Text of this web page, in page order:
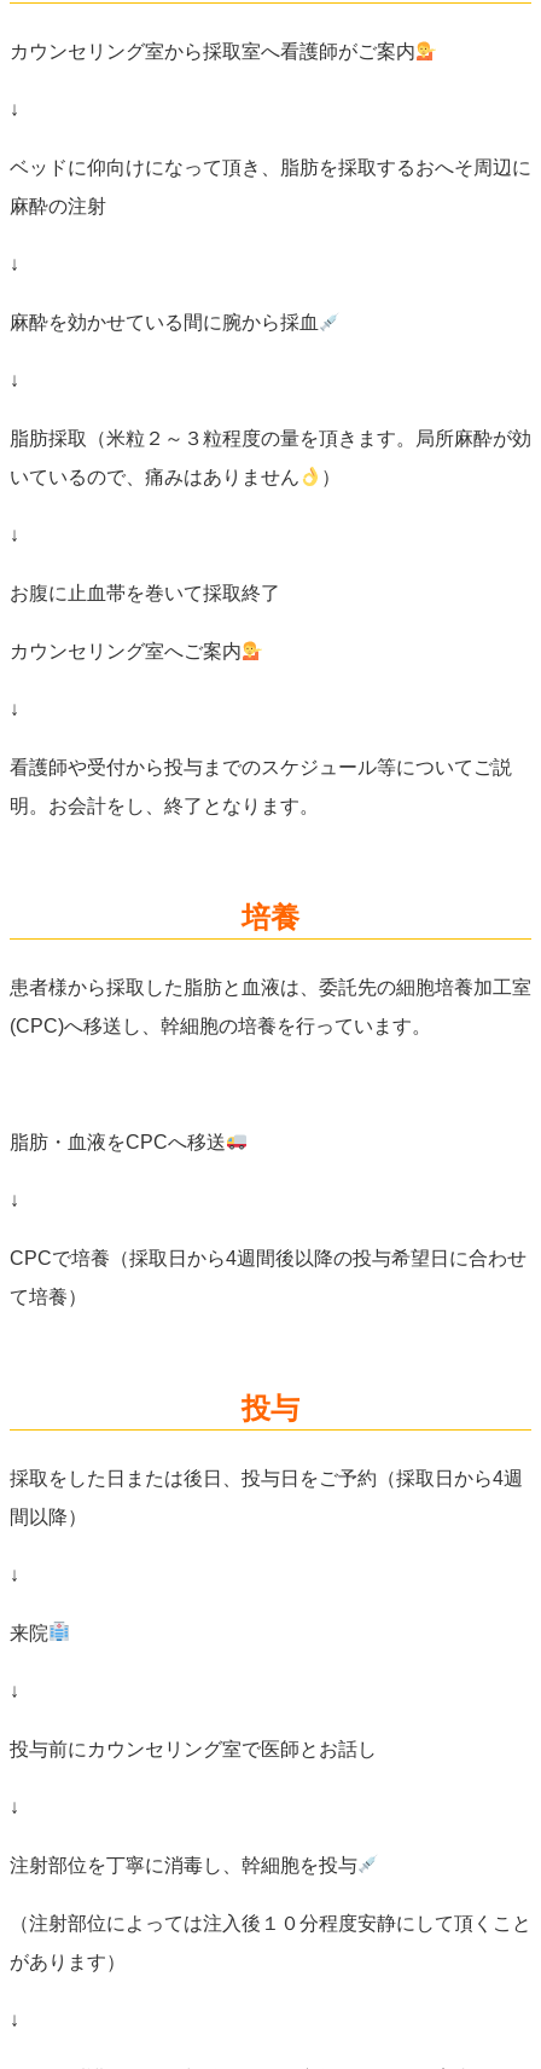
カウンセリング室から採取室へ看護師がご案内
↓
ベッドに仰向けになって頂き、脂肪を採取するおへそ周辺に
麻酔の注射
↓
麻酔を効かせている間に腕から採血
↓
脂肪採取（米粒２～３粒程度の量を頂きます。局所麻酔が効
いているので、痛みはありません
）
↓
お腹に止血帯を巻いて採取終了
カウンセリング室へご案内
↓
看護師や受付から投与までのスケジュール等についてご説
明。お会計をし、終了となります。
培養
患者様から採取した脂肪と血液は、委託先の細胞培養加工室
(CPC)へ移送し、幹細胞の培養を行っています。
脂肪・血液をCPCへ移送
↓
CPCで培養（採取日から4週間後以降の投与希望日に合わせ
て培養）
投与
採取をした日または後日、投与日をご予約（採取日から4週
間以降）
↓
来院
↓
投与前にカウンセリング室で医師とお話し
↓
注射部位を丁寧に消毒し、幹細胞を投与
（注射部位によっては注入後１０分程度安静にして頂くこと
があります）
↓